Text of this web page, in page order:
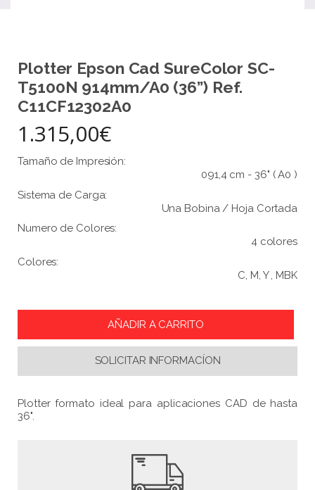
Plotter Epson Cad SureColor SC-
T5100N 914mm/A0 (36”) Ref.
C11CF12302A0
1.315,00€
Tamaño de Impresión:
091,4 cm - 36" ( A0 )
Sistema de Carga:
Una Bobina / Hoja Cortada
Numero de Colores:
4 colores
Colores:
C, M, Y , MBK
SOLICITAR INFORMACÍON
Plotter formato ideal para aplicaciones CAD de hasta
36".